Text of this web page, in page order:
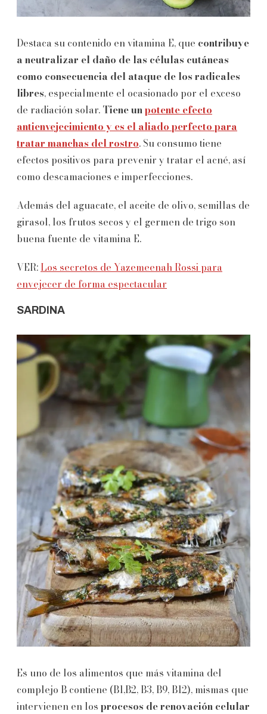
Destaca su contenido en vitamina E, que contribuye
a neutralizar el daño de las células cutáneas
como consecuencia del ataque de los radicales
libres, especialmente el ocasionado por el exceso
de radiación solar. Tiene unpotente efecto
antienvejecimiento y es el aliado perfecto para
tratar manchas del rostro. Su consumo tiene
efectos positivos para prevenir y tratar el acné, así
como descamaciones e imperfecciones.
Además del aguacate, el aceite de olivo, semillas de
girasol, los frutos secos y el germen de trigo son
buena fuente de vitamina E.
VER: Los secretos de Yazemeenah Rossi para
envejecer de forma espectacular
SARDINA
Es uno de los alimentos que más vitamina del
complejo B contiene (B1,B2, B3, B9, B12), mismas que
intervienen en los procesos de renovación celular